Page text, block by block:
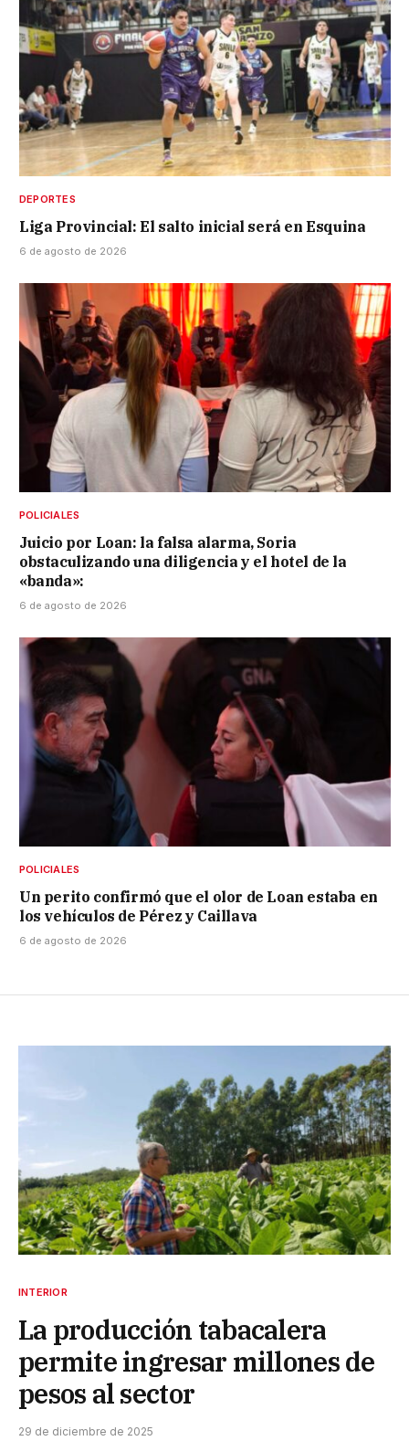
DEPORTES
Liga Provincial: El salto inicial será en Esquina
6 de agosto de 2026
POLICIALES
Juicio por Loan: la falsa alarma, Soria
obstaculizando una diligencia y el hotel de la
«banda»:
6 de agosto de 2026
POLICIALES
Un perito confirmó que el olor de Loan estaba en
los vehículos de Pérez y Caillava
6 de agosto de 2026
INTERIOR
La producción tabacalera
permite ingresar millones de
pesos al sector
29 de diciembre de 2025